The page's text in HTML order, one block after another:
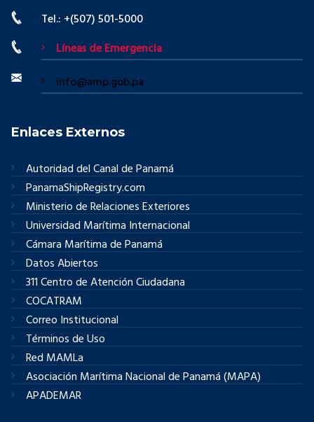
Tel.: +(507) 501-5000
Líneas de Emergencia
info@amp.gob.pa
Enlaces Externos
Autoridad del Canal de Panamá
PanamaShipRegistry.com
Ministerio de Relaciones Exteriores
Universidad Marítima Internacional
Cámara Marítima de Panamá
Datos Abiertos
311 Centro de Atención Ciudadana
COCATRAM
Correo Institucional
Términos de Uso
Red MAMLa
Asociación Marítima Nacional de Panamá (MAPA)
APADEMAR